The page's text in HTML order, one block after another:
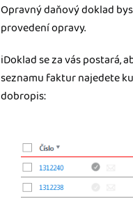
Opravný daňový doklad
provedení opravy.
iDoklad se za vás postará,
seznamu faktur najedete
dobropis: